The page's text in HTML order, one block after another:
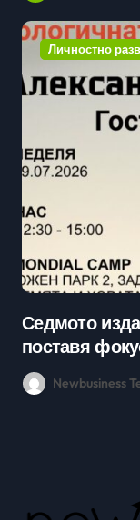
Личностно
кариерно
млади хора